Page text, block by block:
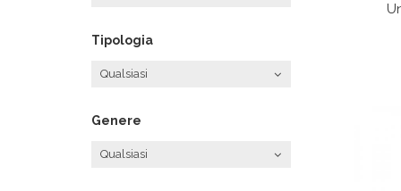
Tipologia
Qualsiasi
Genere
Qualsiasi